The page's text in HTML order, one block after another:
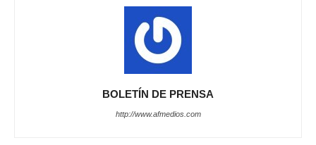
BOLETÍN DE PRENSA
http://www.afmedios.com